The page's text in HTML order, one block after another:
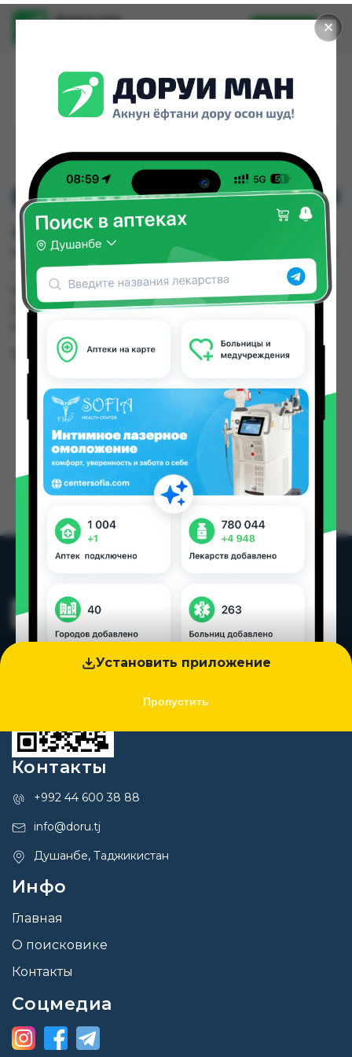
✕
Установить приложение
Пропустить
Доруи ман
Установить
ВИТАПРОСТ ПЛЮС №10
ВИТАПРОСТ ПЛЮС №10 можно купить или
заказать в аптеках, Абубакри Карим, АЗИЗ ВАКО
, Алишер-К, Аптека Алфавит, Аптека Нур (Nur),
Аптека оптовый 24, Аптека Рецепт по цене от
230.00 TJS до 330.00 TJS в Душанбе и других
Цена: от230.00 TJS
Контакты
+992 44 600 38 88
info@doru.tj
Душанбе, Таджикистан
Инфо
Главная
О поисковике
Контакты
Соцмедиа